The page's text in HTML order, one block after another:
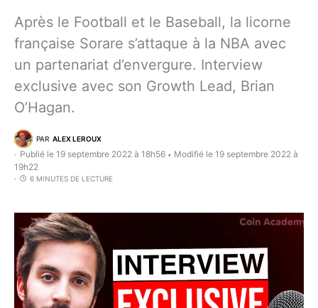
Après le Football et le Baseball, la licorne
française Sorare s’attaque à la NBA avec
un partenariat d’envergure. Interview
exclusive avec son Growth Lead, Brian
O’Hagan.
PAR ALEX LEROUX
Publié le 19 septembre 2022 à 18h56 • Modifié le 19 septembre 2022 à
19h22
6 MINUTES DE LECTURE